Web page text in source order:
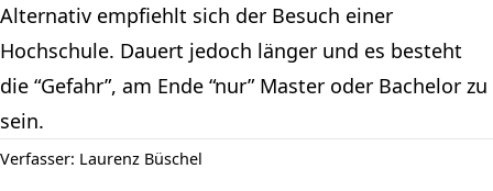
Alternativ empfiehlt sich der Besuch einer
Hochschule. Dauert jedoch länger und es besteht
die “Gefahr”, am Ende “nur” Master oder Bachelor zu
sein.
Verfasser: Laurenz Büschel